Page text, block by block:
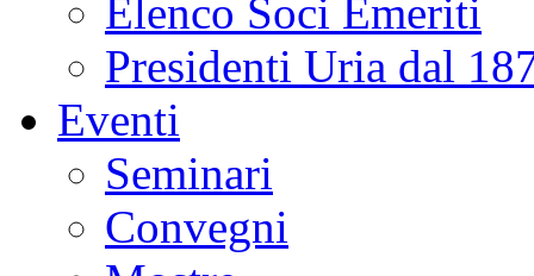
Elenco Soci Emeriti
Presidenti Uria dal
Eventi
Seminari
Convegni